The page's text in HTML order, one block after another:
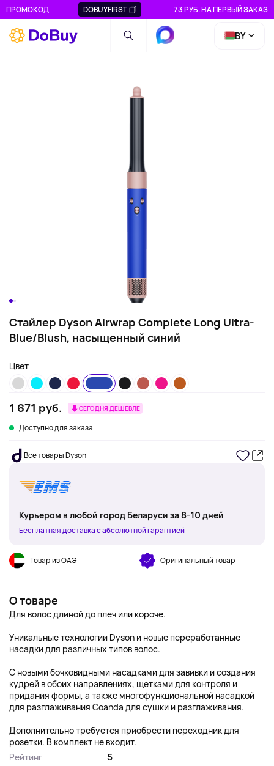
ПРОМОКОД DOBUYFIRST -73 РУБ. НА ПЕРВЫЙ ЗАКАЗ
BY
Стайлер Dyson Airwrap Complete Long Ultra-
Blue/Blush, насыщенный синий
Цвет
1 671 руб. СЕГОДНЯ ДЕШЕВЛЕ
Доступно для заказа
Все товары Dyson
Курьером в любой город Беларуси за 8-10 дней
Бесплатная доставка с абсолютной гарантией
Товар из ОАЭ Оригинальный товар
О товаре
Для волос длиной до плеч или короче.
Уникальные технологии Dyson и новые переработанные
насадки для различных типов волос.
С новыми бочковидными насадками для завивки и создания
кудрей в обоих направлениях, щетками для контроля и
придания формы, а также многофункциональной насадкой
для разглаживания Coanda для сушки и разглаживания.
Дополнительно требуется приобрести переходник для
розетки. В комплект не входит.
Рейтинг
5